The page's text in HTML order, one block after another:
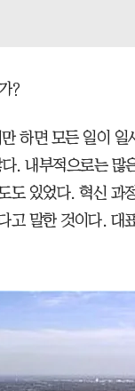
?
하면 모든 일이
. 내부적으로는 많
도 있었다. 혁신 과
고 말한 것이다. 대